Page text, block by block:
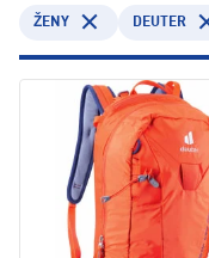
ŽENY DEUTER